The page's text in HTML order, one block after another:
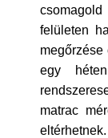
felületen
megőrzése
egy
matrac
eltérhetnek.